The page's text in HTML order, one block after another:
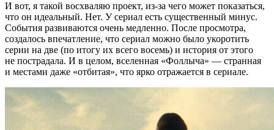
И вот, я такой восхваляю проект, из-за чего может показаться,
что он идеальный. Нет. У сериал есть существенный минус.
События развиваются очень медленно. После просмотра,
создалось впечатление, что сериал можно было укоротить
серии на две (по итогу их всего восемь) и история от этого
не пострадала. И в целом, вселенная «Фоллыча» — странная
и местами даже «отбитая», что ярко отражается в сериале.